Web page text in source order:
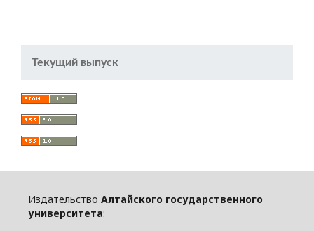
Текущий выпуск
Издательство Алтайского государственного
университета: